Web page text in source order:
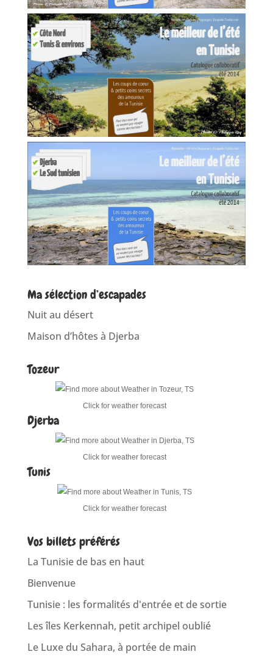
Ma sélection d’escapades
Nuit au désert
Maison d’hôtes à Djerba
Tozeur
Click for weather forecast
Djerba
Click for weather forecast
Tunis
Click for weather forecast
Vos billets préférés
La Tunisie de bas en haut
Bienvenue
Tunisie : les formalités d'entrée et de sortie
Les îles Kerkennah, petit archipel oublié
Le Luxe du Sahara, à portée de main